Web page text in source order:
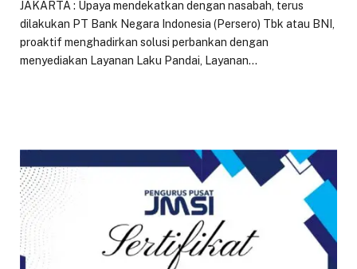
JAKARTA : Upaya mendekatkan dengan nasabah, terus
dilakukan PT Bank Negara Indonesia (Persero) Tbk atau BNI,
proaktif menghadirkan solusi perbankan dengan
menyediakan Layanan Laku Pandai, Layanan…